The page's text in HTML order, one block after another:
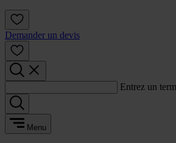
Demander un devis
Entrez un
Menu